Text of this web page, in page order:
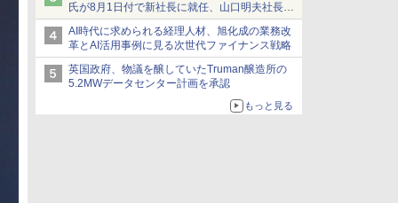
氏が8月1日付で新社長に就任、山口明夫社長は
会長へ
AI時代に求められる経理人材、旭化成の業務改
革とAI活用事例に見る次世代ファイナンス戦略
英国政府、物議を醸していたTruman醸造所の
5.2MWデータセンター計画を承認
もっと見る